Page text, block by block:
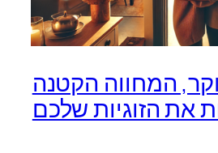
המחווה הקטנה
את הזוגיות שלכם